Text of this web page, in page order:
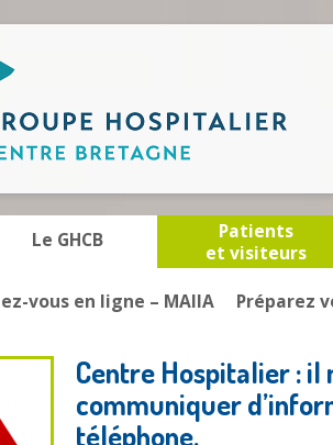
Le GHCB
Patients
et visiteurs
vous en ligne – MAIIA
Préparez
Centre Hospitalier : il
communiquer
téléphone.